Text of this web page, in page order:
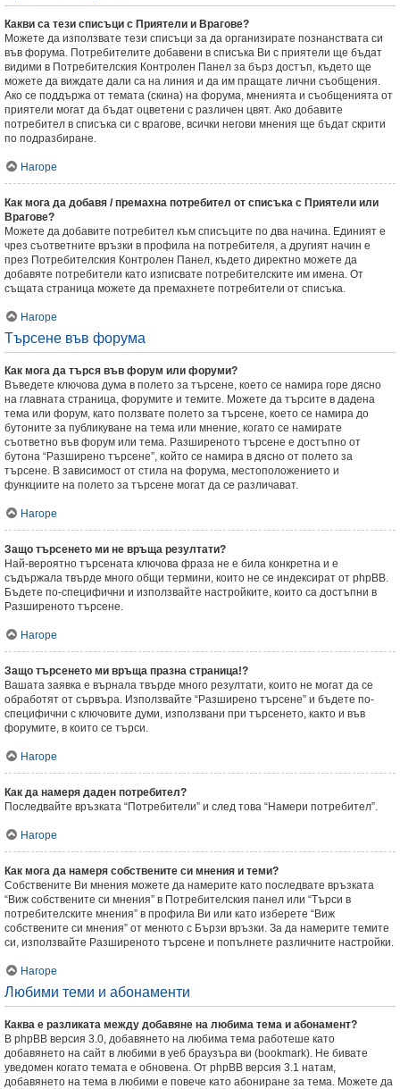
Какви са тези списъци с Приятели и Врагове?
Можете да използвате тези списъци за да организирате познанствата си
във форума. Потребителите добавени в списъка Ви с приятели ще бъдат
видими в Потребителския Контролен Панел за бърз достъп, където ще
можете да виждате дали са на линия и да им пращате лични съобщения.
Ако се поддържа от темата (скина) на форума, мненията и съобщенията от
приятели могат да бъдат оцветени с различен цвят. Ако добавите
потребител в списъка си с врагове, всички негови мнения ще бъдат скрити
по подразбиране.
Нагоре
Как мога да добавя / премахна потребител от списъка с Приятели или
Врагове?
Можете да добавите потребител към списъците по два начина. Единият е
чрез съответните връзки в профила на потребителя, а другият начин е
през Потребителския Контролен Панел, където директно можете да
добавяте потребители като изписвате потребителските им имена. От
същата страница можете да премахнете потребители от списъка.
Нагоре
Търсене във форума
Как мога да търся във форум или форуми?
Въведете ключова дума в полето за търсене, което се намира горе дясно
на главната страница, форумите и темите. Можете да търсите в дадена
тема или форум, като ползвате полето за търсене, което се намира до
бутоните за публикуване на тема или мнение, когато се намирате
съответно във форум или тема. Разширеното търсене е достъпно от
бутона “Разширено търсене”, който се намира в дясно от полето за
търсене. В зависимост от стила на форума, местоположението и
функциите на полето за търсене могат да се различават.
Нагоре
Защо търсенето ми не връща резултати?
Най-вероятно търсената ключова фраза не е била конкретна и е
съдържала твърде много общи термини, които не се индексират от phpBB.
Бъдете по-специфични и използвайте настройките, които са достъпни в
Разширеното търсене.
Нагоре
Защо търсенето ми връща празна страница!?
Вашата заявка е върнала твърде много резултати, които не могат да се
обработят от сървъра. Използвайте “Разширено търсене” и бъдете по-
специфични с ключовите думи, използвани при търсенето, както и във
форумите, в които се търси.
Нагоре
Как да намеря даден потребител?
Последвайте връзката “Потребители” и след това “Намери потребител”.
Нагоре
Как мога да намеря собствените си мнения и теми?
Собствените Ви мнения можете да намерите като последвате връзката
“Виж собствените си мнения” в Потребителския панел или “Търси в
потребителските мнения” в профила Ви или като изберете “Виж
собствените си мнения” от менюто с Бързи връзки. За да намерите темите
си, използвайте Разширеното търсене и попълнете различните настройки.
Нагоре
Любими теми и абонаменти
Каква е разликата между добавяне на любима тема и абонамент?
В phpBB версия 3.0, добавянето на любима тема работеше като
добавянето на сайт в любими в уеб браузъра ви (bookmark). Не бивате
уведомен когато темата е обновена. От phpBB версия 3.1 натам,
добавянето на тема в любими е повече като абониране за тема. Можете да